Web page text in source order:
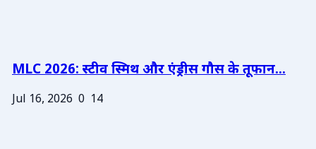
MLC 2026: स्टीव स्मिथ और एंड्रीस गौस के तूफान...
Jul 16, 2026 0 14